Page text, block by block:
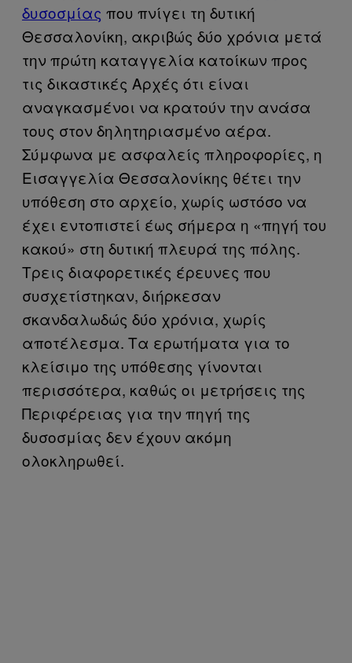
δυσοσμίας που πνίγει τη δυτική
Θεσσαλονίκη, ακριβώς δύο χρόνια μετά
την πρώτη καταγγελία κατοίκων προς
τις δικαστικές Αρχές ότι είναι
αναγκασμένοι να κρατούν την ανάσα
τους στον δηλητηριασμένο αέρα.
Σύμφωνα με ασφαλείς πληροφορίες, η
Εισαγγελία Θεσσαλονίκης θέτει την
υπόθεση στο αρχείο, χωρίς ωστόσο να
έχει εντοπιστεί έως σήμερα η «πηγή του
κακού» στη δυτική πλευρά της πόλης.
Τρεις διαφορετικές έρευνες που
συσχετίστηκαν, διήρκεσαν
σκανδαλωδώς δύο χρόνια, χωρίς
αποτέλεσμα. Τα ερωτήματα για το
κλείσιμο της υπόθεσης γίνονται
περισσότερα, καθώς οι μετρήσεις της
Περιφέρειας για την πηγή της
δυσοσμίας δεν έχουν ακόμη
ολοκληρωθεί.